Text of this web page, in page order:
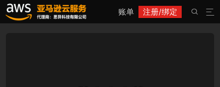
账单 注册/绑定 
